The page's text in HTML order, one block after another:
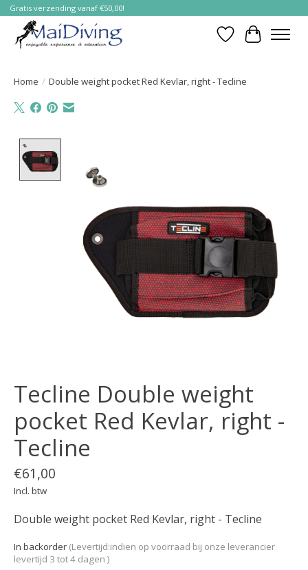
Gratis verzending vanaf €50,00!
Verlanglijst
Home / Double weight pocket Red Kevlar, right - Tecline
Tecline Double weight
pocket Red Kevlar, right -
Tecline
€61,00
Incl. btw
Double weight pocket Red Kevlar, right - Tecline
In backorder (Levertijd:indien op voorraad bij onze leverancier
levertijd 3 tot 4 dagen )